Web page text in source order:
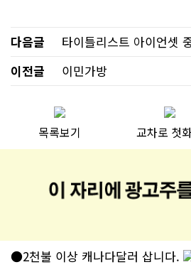
다음글
타이틀리스트 아이언셋
이전글
이민가방
목록보기 교차로 첫
●2천불 이상 캐나다달러 삽니다.